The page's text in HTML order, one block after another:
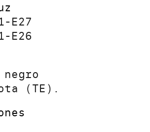
E27
E26
(TE).